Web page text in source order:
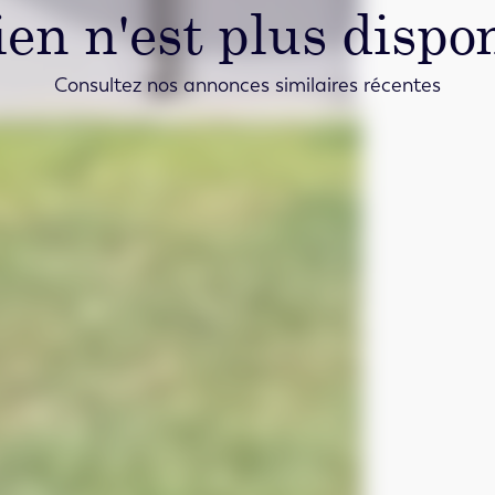
n'est plus
Consultez nos annonces similaires récentes